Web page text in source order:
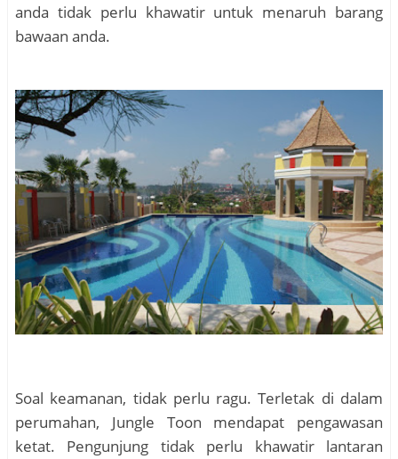
anda tidak perlu khawatir untuk menaruh barang
bawaan anda.
Soal keamanan, tidak perlu ragu. Terletak di dalam
perumahan, Jungle Toon mendapat pengawasan
ketat. Pengunjung tidak perlu khawatir lantaran